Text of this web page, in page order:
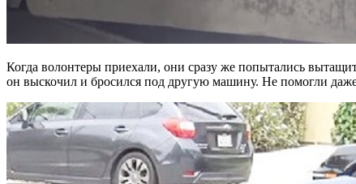
Когда волонтеры приехали, они сразу же попытались
он выскочил и бросился под другую машину. Не помогли